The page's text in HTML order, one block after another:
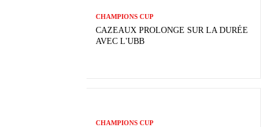
CHAMPIONS CUP
CAZEAUX PROLONGE SUR LA DURÉE
AVEC L'UBB
CHAMPIONS CUP